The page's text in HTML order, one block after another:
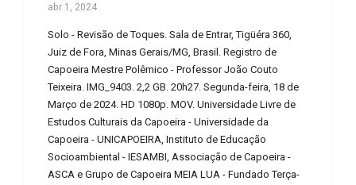
abr 1, 2024
Solo - Revisão de Toques. Sala de Entrar, Tigüéra 360,
Juiz de Fora, Minas Gerais/MG, Brasil. Registro de
Capoeira Mestre Polêmico - Professor João Couto
Teixeira. IMG_9403. 2,2 GB. 20h27. Segunda-feira, 18 de
Março de 2024. HD 1080p. MOV. Universidade Livre de
Estudos Culturais da Capoeira - Universidade da
Capoeira - UNICAPOEIRA, Instituto de Educação
Socioambiental - IESAMBI, Associação de Capoeira -
ASCA e Grupo de Capoeira MEIA LUA - Fundado Terça-